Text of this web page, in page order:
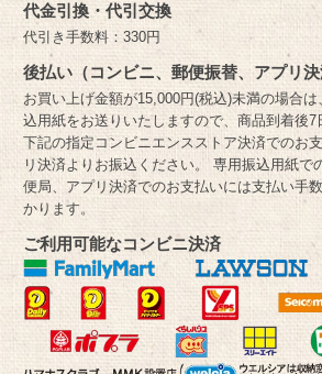
代金引換・代引交換
代引き手数料：330円
後払い（コンビニ、郵便振替、アプリ決
お買い上げ金額が15,000円(税込)未満の場合
込用紙をお送りいたしますので、商品到着後7
下記の指定コンビニエンスストア決済でのお
リ決済よりお振込ください。 専用振込用紙で
便局、アプリ決済でのお支払いには支払い手
かります。
ご利用可能なコンビニ決済